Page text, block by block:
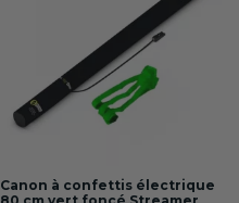
Canon à confettis électrique